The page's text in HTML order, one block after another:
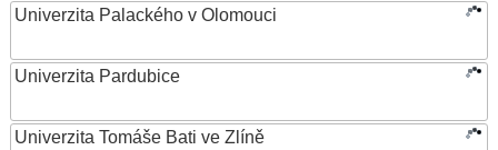
Univerzita Palackého v Olomouci
Univerzita Pardubice
Univerzita Tomáše Bati ve Zlíně